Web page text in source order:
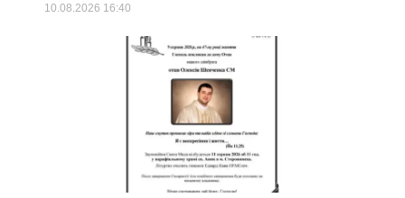
10.08.2026 16:40